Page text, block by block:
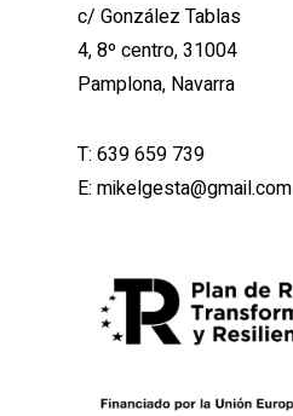
c/ González Tablas
4, 8º centro, 31004
Pamplona, Navarra
T: 639 659 739
E: mikelgesta@gmail.com